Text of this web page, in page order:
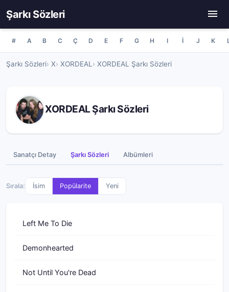
Şarkı Sözleri
# A B C Ç D E F G H I İ J K
Şarkı Sözleri X XORDEAL XORDEAL Şarkı Sözleri
XORDEAL Şarkı Sözleri
Sanatçı Detay Şarkı Sözleri Albümleri
Sırala: İsim Popülarite Yeni
Left Me To Die
Demonhearted
Not Until You're Dead